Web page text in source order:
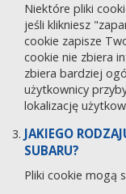
Niektóre pliki
jeśli klikniesz
cookie zapisze
cookie nie zbiera
zbiera bardziej
użytkownicy
lokalizację
JAKIEGO
SUBARU?
Pliki cookie mogą